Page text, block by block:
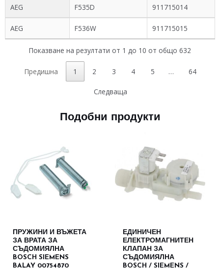
AEG F535D 911715014
AEG F536W 911715015
Показване на резултати от 1 до 10 от общо 632
Предишна 1 2 3 4 5 … 64
Следваща
Подобни продукти
ПРУЖИНИ И ВЪЖЕТА
ЗА ВРАТА ЗА
СЪДОМИЯЛНА
BOSCH SIEMENS
BALAY 00754870
ЕДИНИЧЕН
ЕЛЕКТРОМАГНИТЕН
КЛАПАН ЗА
СЪДОМИЯЛНА
BOSCH / SIEMENS /